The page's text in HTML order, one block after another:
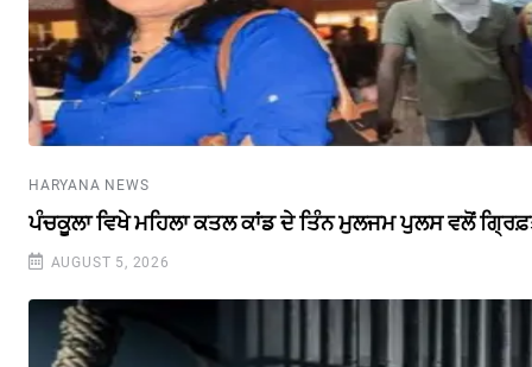
HARYANA NEWS
ਪੰਚਕੂਲਾ ਵਿਖੇ ਮਹਿਲਾ ਕਤਲ ਕਾਂਡ ਦੇ ਤਿੰਨ ਮੁਲਜਮ ਪੁਲਸ ਵਲੋਂ
AUGUST 5, 2026